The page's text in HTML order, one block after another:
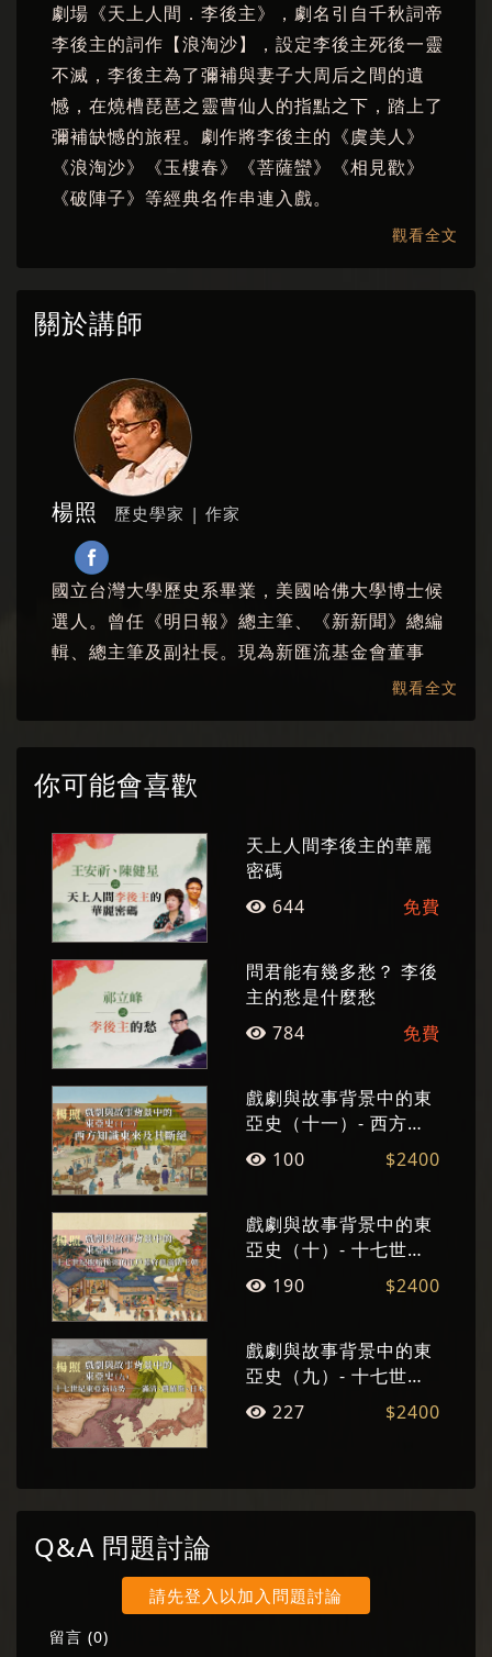
劇場《天上人間．李後主》，劇名引自千秋詞帝
李後主的詞作【浪淘沙】，設定李後主死後一靈
不滅，李後主為了彌補與妻子大周后之間的遺
憾，在燒槽琵琶之靈曹仙人的指點之下，踏上了
彌補缺憾的旅程。劇作將李後主的《虞美人》
《浪淘沙》《玉樓春》《菩薩蠻》《相見歡》
《破陣子》等經典名作串連入戲。
國家圖書館合辦
觀看全文
關於講師
楊照 歷史學家 | 作家
國立台灣大學歷史系畢業，美國哈佛大學博士候
選人。曾任《明日報》總主筆、《新新聞》總編
輯、總主筆及副社長。現為新匯流基金會董事
長。已出版數十部文學創作及文化評論著作。擅
故事，洋溢人文精神，並流露其文學情懷。
觀看全文
你可能會喜歡
天上人間李後主的華麗
密碼
644
免費
問君能有幾多愁？ 李後
主的愁是什麼愁
784
免費
戲劇與故事背景中的東
亞史（十一）- 西方知
識東來及其斷絕
100 $2400
戲劇與故事背景中的東
亞史（十）- 十七世紀
脫胎換骨的江戶幕府與
滿清王朝
190 $2400
戲劇與故事背景中的東
亞史（九）- 十七世紀
東亞新局勢──滿清、俄
羅斯、日本
227 $2400
Q&A 問題討論
請先登入以加入問題討論
留言 (0)